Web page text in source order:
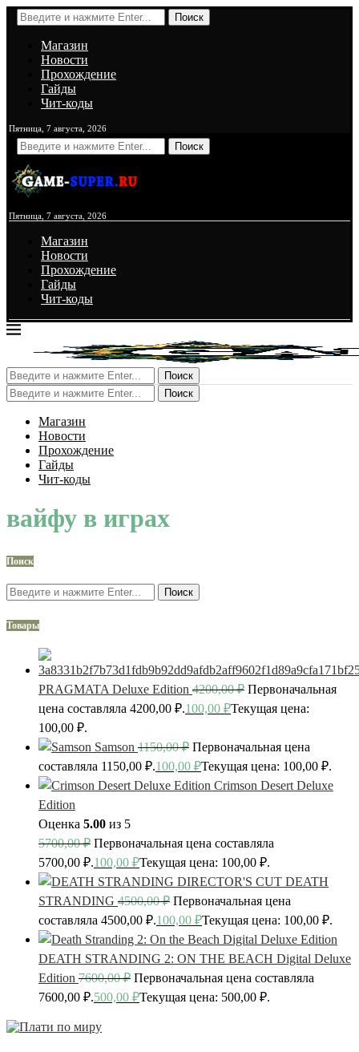
Поиск
Магазин
Новости
Прохождение
Гайды
Чит-коды
Пятница, 7 августа, 2026
Поиск
Пятница, 7 августа, 2026
Магазин
Новости
Прохождение
Гайды
Чит-коды
Поиск
Поиск
Магазин
Новости
Прохождение
Гайды
Чит-коды
вайфу в играх
Поиск
Поиск
Товары
PRAGMATA Deluxe Edition 4200,00₽ Первоначальная
цена составляла 4200,00 ₽.100,00 ₽Текущая цена:
100,00 ₽.
Samson 1150,00₽ Первоначальная цена
составляла 1150,00 ₽.100,00 ₽Текущая цена: 100,00 ₽.
Crimson Desert Deluxe
Edition
Оценка 5.00 из 5
5700,00₽ Первоначальная цена составляла
5700,00 ₽.100,00 ₽Текущая цена: 100,00 ₽.
DEATH
STRANDING 4500,00₽ Первоначальная цена
составляла 4500,00 ₽.100,00 ₽Текущая цена: 100,00 ₽.
DEATH STRANDING 2: ON THE BEACH Digital Deluxe
Edition 7600,00₽ Первоначальная цена составляла
7600,00 ₽.500,00 ₽Текущая цена: 500,00 ₽.